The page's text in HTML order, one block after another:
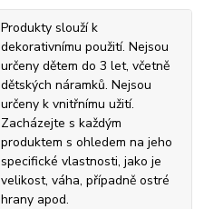
Produkty slouží k
dekorativnímu použití. Nejsou
určeny dětem do 3 let, včetně
dětských náramků. Nejsou
určeny k vnitřnímu užití.
Zacházejte s každým
produktem s ohledem na jeho
specifické vlastnosti, jako je
velikost, váha, případně ostré
hrany apod.